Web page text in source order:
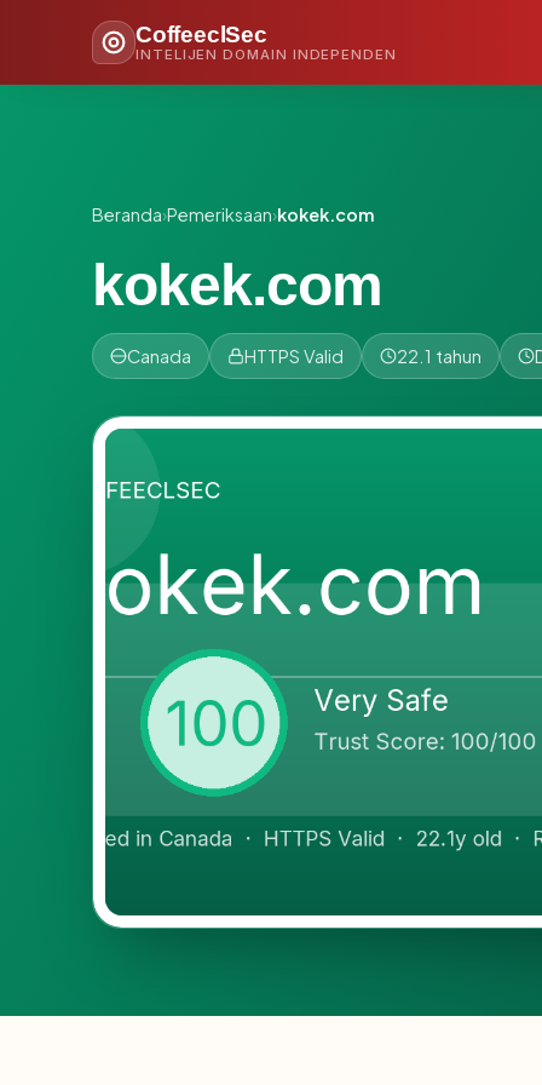
CoffeeclSec
INTELIJEN DOMAIN INDEPENDEN
Beranda›Pemeriksaan›kokek.com
kokek.com
Canada HTTPS Valid 22.1 tahun